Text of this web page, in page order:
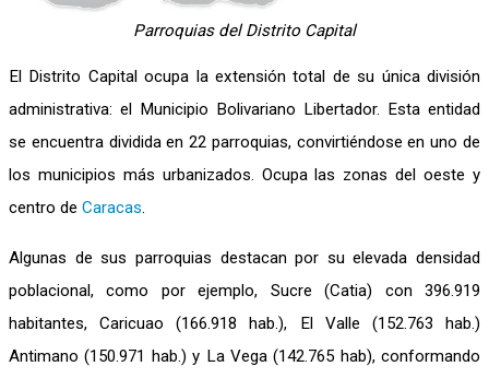
Parroquias del Distrito Capital
El Distrito Capital ocupa la extensión total de su única división
administrativa: el Municipio Bolivariano Libertador. Esta entidad
se encuentra dividida en 22 parroquias, convirtiéndose en uno de
los municipios más urbanizados. Ocupa las zonas del oeste y
centro de Caracas.
Algunas de sus parroquias destacan por su elevada densidad
poblacional, como por ejemplo, Sucre (Catia) con 396.919
habitantes, Caricuao (166.918 hab.), El Valle (152.763 hab.)
Antimano (150.971 hab.) y La Vega (142.765 hab), conformando